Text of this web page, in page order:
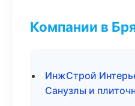
Компании в
ИнжСтрой
Санузлы и